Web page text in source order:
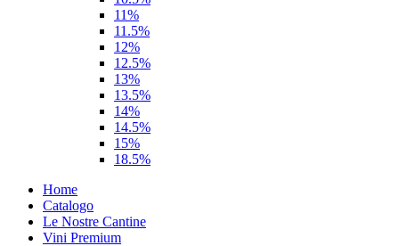
11%
11.5%
12%
12.5%
13%
13.5%
14%
14.5%
15%
18.5%
Home
Catalogo
Le Nostre Cantine
Vini Premium